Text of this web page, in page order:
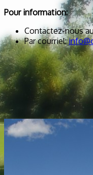
Pour information:
Contactez-nous
Par courriel: